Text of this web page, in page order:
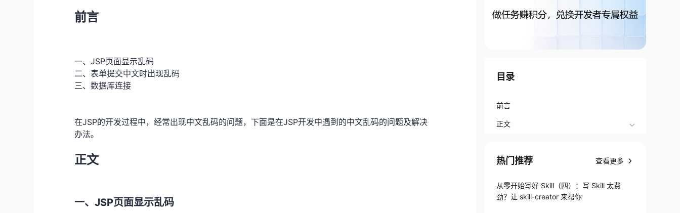
前言
一、JSP页面显示乱码
二、表单提交中文时出现乱码
三、数据库连接
在JSP的开发过程中，经常出现中文乱码的问题，下面是在JSP开发中遇到的中文乱码的问题及解决
办法。
正文
一、JSP页面显示乱码
目录
前言
正文
热门推荐 查看更多
从零开始写好 Skill（四）：写 Skill 太费
劲？让 skill-creator 来帮你